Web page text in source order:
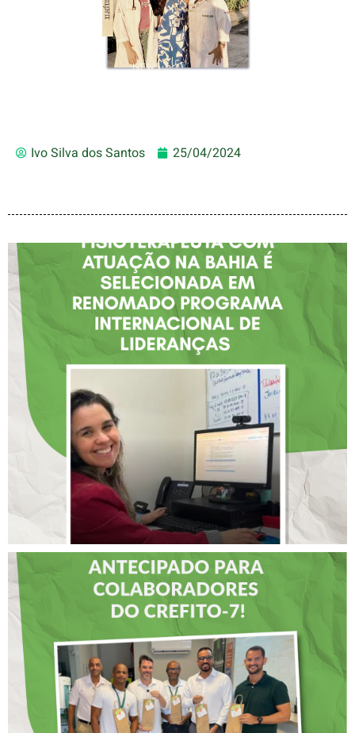
Ivo Silva dos Santos 25/04/2024
FISIOTERAPEUTA COM
ATUAÇÃO NA BAHIA É
SELECIONADA EM
RENOMADO PROGRAMA
INTERNACIONAL DE
LIDERANÇAS
DIA DOS PAIS É
ANTECIPADO PARA
COLABORADORES DO
CREFITO-7